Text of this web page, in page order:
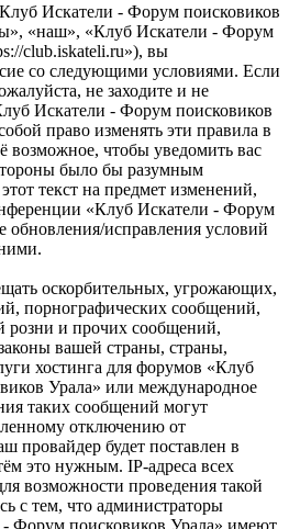
Искатели - Форум поисковиков
«наш», «Клуб Искатели - Форум
club.iskateli.ru»), вы
со следующими условиями. Если
не заходите и не
Искатели - Форум поисковиков
право изменять эти правила в
возможное, чтобы уведомить вас
было бы разумным
текст на предмет изменений,
«Клуб Искатели - Форум
обновления/исправления условий
оскорбительных, угрожающих,
порнографических сообщений,
розни и прочих сообщений,
вашей страны, страны,
хостинга для форумов «Клуб
Урала» или международное
таких сообщений могут
отключению от
провайдер будет поставлен в
это нужным. IP-адреса всех
возможности проведения такой
с тем, что администраторы
Форум поисковиков Урала» имеют